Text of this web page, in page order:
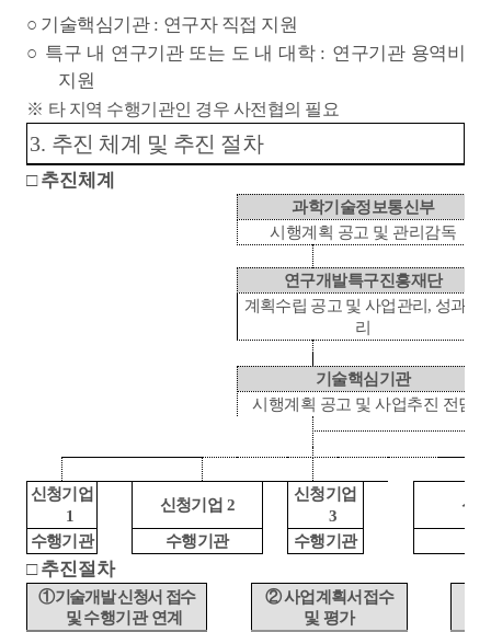
○ 기술핵심기관 : 연구자 직접 지원
○ 특구 내 연구기관 또는 도 내 대학 : 연구기관 용역비
지원
※ 타 지역 수행기관인 경우 사전협의 필요
3. 추진 체계 및 추진 절차
□ 추진체계
과학기술정보통신부
시행계획 공고 및 관리감독
연구개발특구진흥재단
계획수립 공고 및 사업관리, 성과관
리
기술핵심기관
시행계획 공고 및 사업추진 전담
신청기업
1
신청기업 2
신청기업
3
신
수행기관 수행기관 수행기관
□ 추진절차
①기술개발 신청서 접수
및수행기관 연계
②사업계획서접수
및 평가